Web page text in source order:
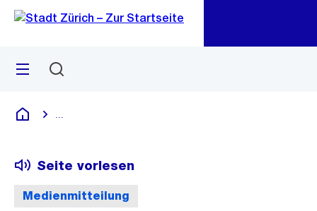
Navigation
Sprunglink
Menü
Deutsch
Medienmitteilung
Seite vorlesen